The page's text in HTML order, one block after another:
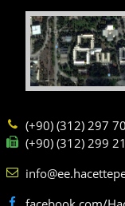
(+90) (312) 297
(+90) (312) 299